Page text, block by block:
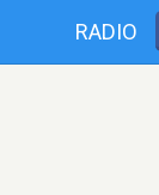
RADIO